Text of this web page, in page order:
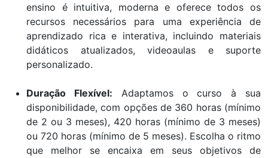
ensino é intuitiva, moderna e oferece todos os
recursos necessários para uma experiência de
aprendizado rica e interativa, incluindo materiais
didáticos atualizados, videoaulas e suporte
personalizado.
Duração Flexível: Adaptamos o curso à sua
disponibilidade, com opções de 360 horas (mínimo
de 2 ou 3 meses), 420 horas (mínimo de 3 meses)
ou 720 horas (mínimo de 5 meses). Escolha o ritmo
que melhor se encaixa em seus objetivos de